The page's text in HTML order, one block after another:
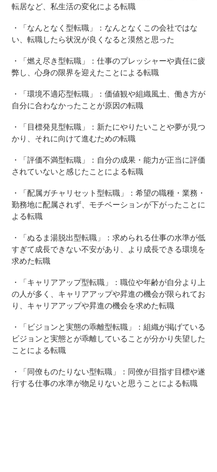
転居など、私生活の変化による転職
・「なんとなく型転職」：なんとなくこの会社ではな
い、転職したら状況が良くなると漠然と思った
・「燃え尽き型転職」：仕事のプレッシャーや責任に疲
弊し、心身の限界を迎えたことによる転職
・「環境不適応型転職」：価値観や組織風土、働き方が
自分に合わなかったことが原因の転職
・「目標発見型転職」：新たにやりたいことや夢が見つ
かり、それに向けて進むための転職
・「評価不満型転職」：自分の成果・能力が正当に評価
されていないと感じたことによる転職
・「配属ガチャリセット型転職」：希望の職種・業務・
勤務地に配属されず、モチベーションが下がったことに
よる転職
・「ぬるま湯脱出型転職」：求められる仕事の水準が低
すぎて成長できない不安があり、より成長できる環境を
求めた転職
・「キャリアアップ型転職」：職位や年齢が自分より上
の人が多く、キャリアアップや昇進の機会が限られてお
り、キャリアアップや昇進の機会を求めた転職
・「ビジョンと実態の乖離型転職」：組織が掲げている
ビジョンと実態とが乖離していることが分かり失望した
ことによる転職
・「同僚ものたりない型転職」：同僚が目指す目標や遂
行する仕事の水準が物足りないと思うことによる転職